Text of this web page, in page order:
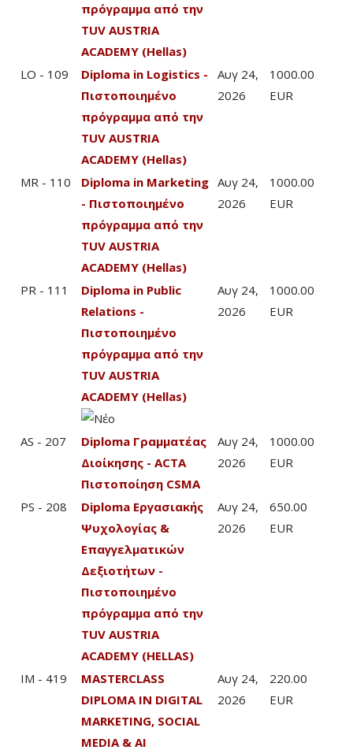
πρόγραμμα από την
TUV AUSTRIA
ACADEMY (Hellas)
LO - 109
Diploma in Logistics -
Πιστοποιημένο
πρόγραμμα από την
TUV AUSTRIA
ACADEMY (Hellas)
Αυγ 24,
2026
1000.00
EUR
MR - 110
Diploma in Marketing
- Πιστοποιημένο
πρόγραμμα από την
TUV AUSTRIA
ACADEMY (Hellas)
Αυγ 24,
2026
1000.00
EUR
PR - 111
Diploma in Public
Relations -
Πιστοποιημένο
πρόγραμμα από την
TUV AUSTRIA
ACADEMY (Hellas)
Αυγ 24,
2026
1000.00
EUR
AS - 207
Diploma Γραμματέας
Διοίκησης - ACTA
Πιστοποίηση CSMA
Αυγ 24,
2026
1000.00
EUR
PS - 208
Diploma Εργασιακής
Ψυχολογίας &
Επαγγελματικών
Δεξιοτήτων -
Πιστοποιημένο
πρόγραμμα από την
TUV AUSTRIA
ACADEMY (HELLAS)
Αυγ 24,
2026
650.00
EUR
IM - 419
MASTERCLASS
DIPLOMA IN DIGITAL
MARKETING, SOCIAL
MEDIA & AI
Αυγ 24,
2026
220.00
EUR